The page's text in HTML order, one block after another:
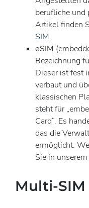
berufliche und
Artikel finden
SIM.
eSIM
Bezeichnung
Dieser ist fest
verbaut und
klassischen
steht für
Card“. Es
das die
ermöglicht.
Sie in unserem
Multi-